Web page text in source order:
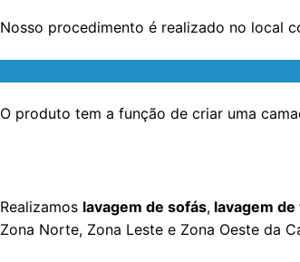
Nosso procedimento é realizado no local
O produto tem a função de criar uma
Realizamos lavagem de sofás, lavagem
Zona Norte, Zona Leste e Zona Oeste da